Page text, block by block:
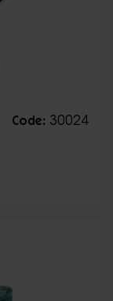
Code: 30024